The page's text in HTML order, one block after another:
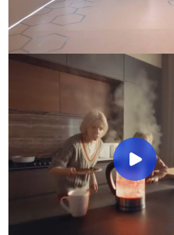
Свяжитесь со мной
чтобы создать (что-то)
крутое вместе